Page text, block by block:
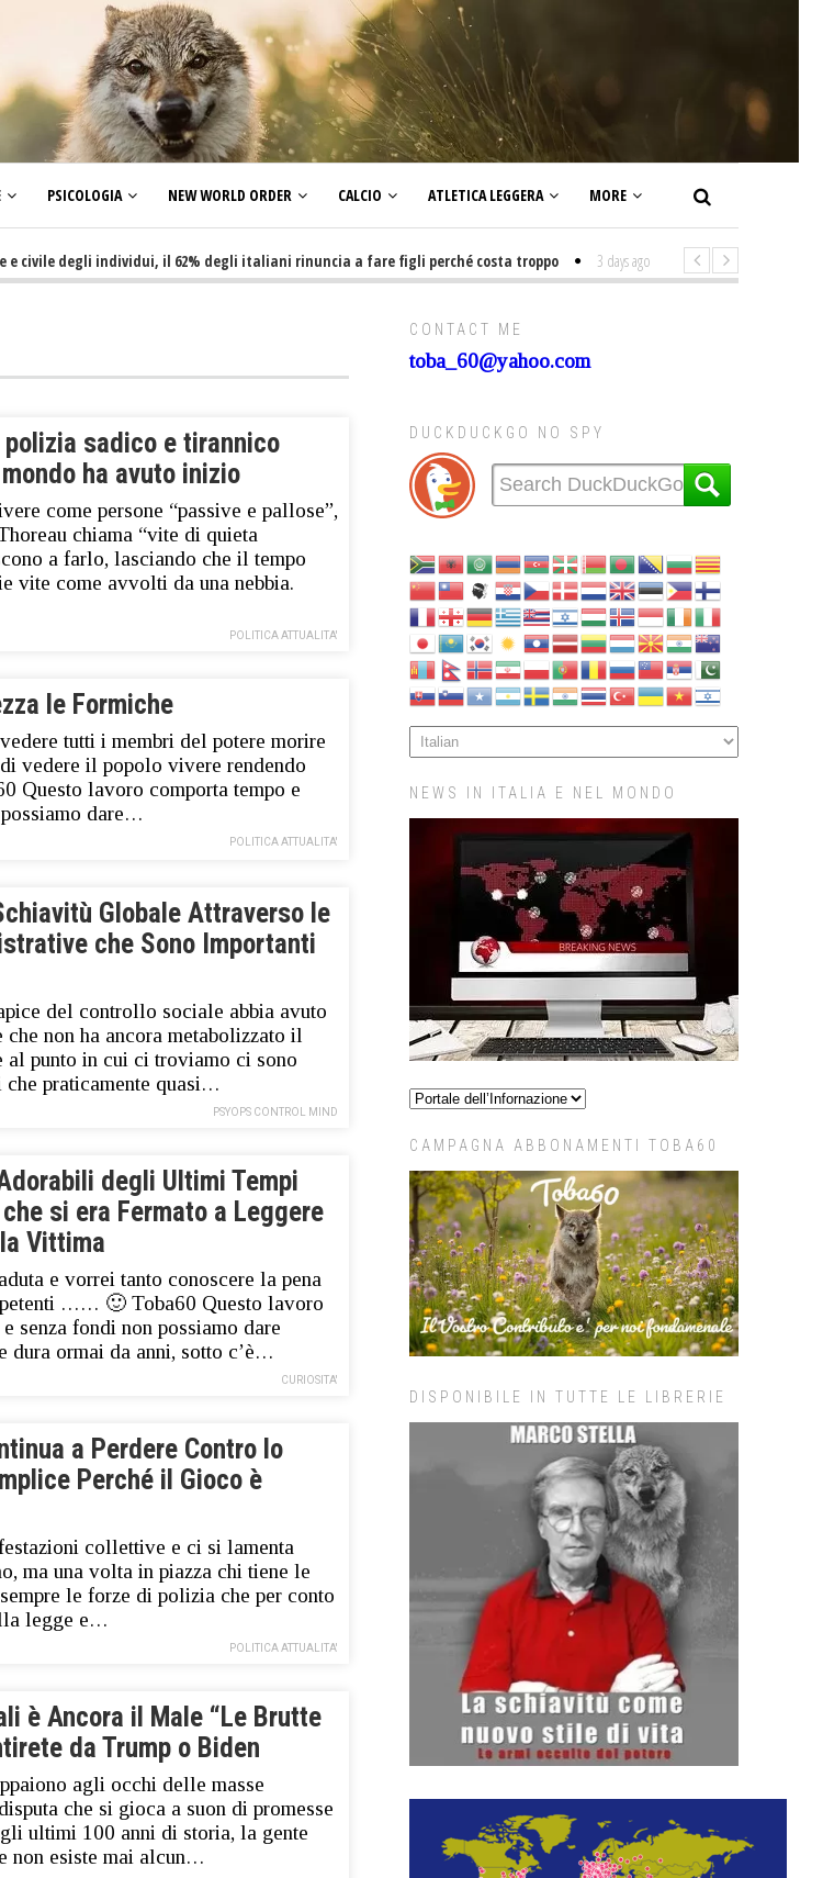
PSICOLOGIA NEW WORLD ORDER CALCIO ATLETICA LEGGERA MORE
degli individui, il 62% degli italiani rinuncia a fare figli perché costa troppo 3 days ago - Non mi interesso di politica
sadico e tirannico
ha avuto inizio
come persone “passive e pallose”,
chiama “vite di quieta
a farlo, lasciando che il tempo
vite come avvolti da una nebbia.
POLITICA ATTUALITA'
le Formiche
tutti i membri del potere morire
vedere il popolo vivere rendendo
Questo lavoro comporta tempo e
dare…
POLITICA ATTUALITA'
Globale Attraverso le
che Sono Importanti
del controllo sociale abbia avuto
non ha ancora metabolizzato il
al punto in cui ci troviamo ci sono
praticamente quasi…
PSYOPS CONTROL MIND
degli Ultimi Tempi
si era Fermato a Leggere
Vittima
e vorrei tanto conoscere la pena
…… 🙂 Toba60 Questo lavoro
senza fondi non possiamo dare
dura ormai da anni, sotto c’è…
CURIOSITA'
a Perdere Contro lo
Perché il Gioco è
collettive e ci si lamenta
ma una volta in piazza chi tiene le
le forze di polizia che per conto
legge e…
POLITICA ATTUALITA'
è Ancora il Male “Le Brutte
da Trump o Biden
agli occhi delle masse
che si gioca a suon di promesse
ultimi 100 anni di storia, la gente
non esiste mai alcun…
CONTACT ME
toba_60@yahoo.com
DUCKDUCKGO NO SPY
NEWS IN ITALIA E NEL MONDO
CAMPAGNA ABBONAMENTI TOBA60
DISPONIBILE IN TUTTE LE LIBRERIE